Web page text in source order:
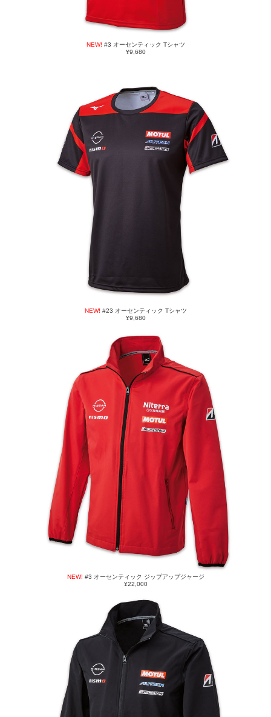
NEW! #3 オーセンティック Tシャツ
¥9,680
NEW! #23 オーセンティック Tシャツ
¥9,680
NEW! #3 オーセンティック ジップアップジャージ
¥22,000